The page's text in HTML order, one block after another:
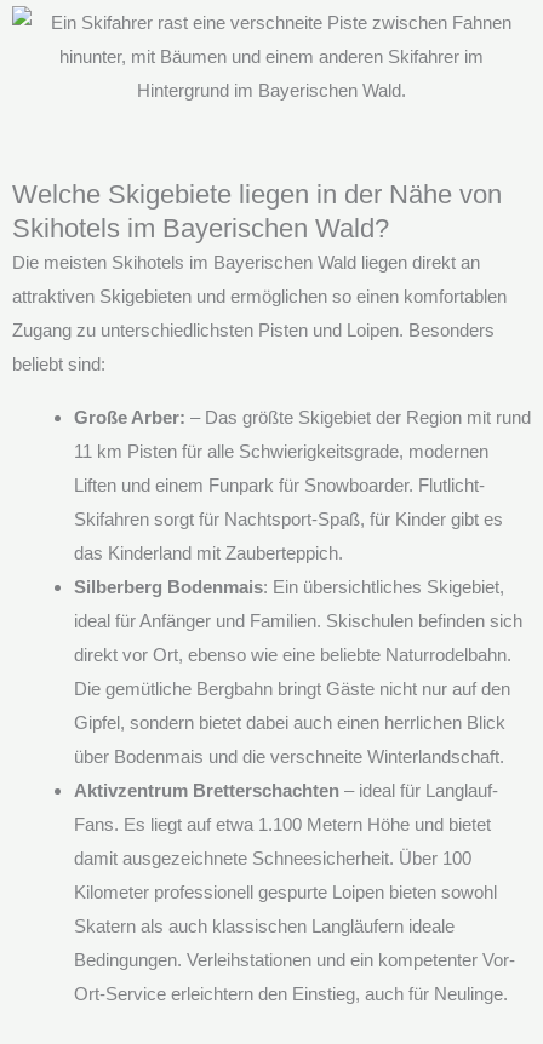
Welche Skigebiete liegen in der Nähe von
Skihotels im Bayerischen Wald?
Die meisten Skihotels im Bayerischen Wald liegen direkt an
attraktiven Skigebieten und ermöglichen so einen komfortablen
Zugang zu unterschiedlichsten Pisten und Loipen. Besonders
beliebt sind:
Große Arber: – Das größte Skigebiet der Region mit rund
11 km Pisten für alle Schwierigkeitsgrade, modernen
Liften und einem Funpark für Snowboarder. Flutlicht-
Skifahren sorgt für Nachtsport-Spaß, für Kinder gibt es
das Kinderland mit Zauberteppich.
Silberberg Bodenmais: Ein übersichtliches Skigebiet,
ideal für Anfänger und Familien. Skischulen befinden sich
direkt vor Ort, ebenso wie eine beliebte Naturrodelbahn.
Die gemütliche Bergbahn bringt Gäste nicht nur auf den
Gipfel, sondern bietet dabei auch einen herrlichen Blick
über Bodenmais und die verschneite Winterlandschaft.
Aktivzentrum Bretterschachten – ideal für Langlauf-
Fans. Es liegt auf etwa 1.100 Metern Höhe und bietet
damit ausgezeichnete Schneesicherheit. Über 100
Kilometer professionell gespurte Loipen bieten sowohl
Skatern als auch klassischen Langläufern ideale
Bedingungen. Verleihstationen und ein kompetenter Vor-
Ort-Service erleichtern den Einstieg, auch für Neulinge.